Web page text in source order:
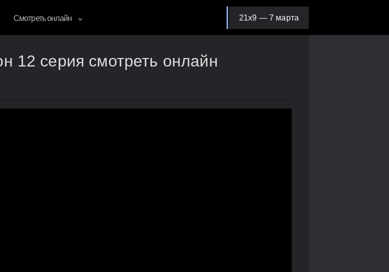
Смотреть онлайн 21х9 — 7 марта
12 серия смотреть онлайн